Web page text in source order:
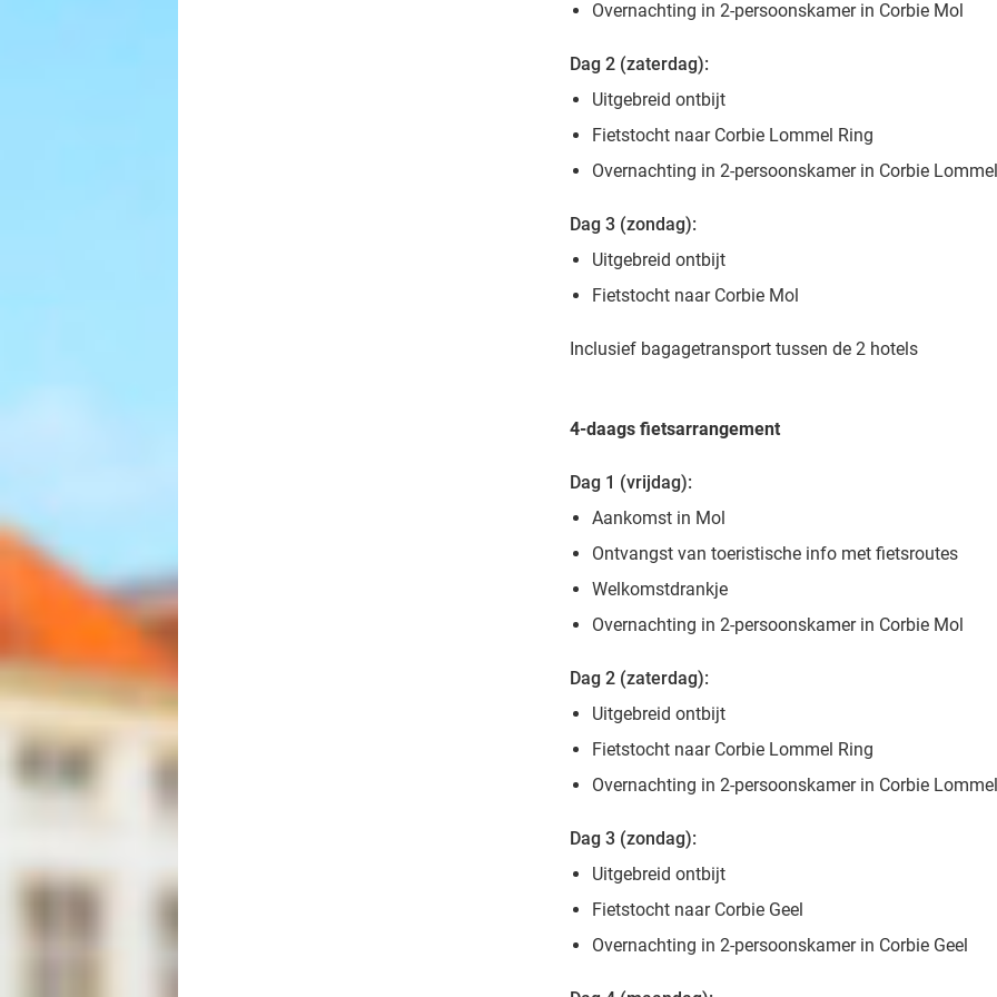
Overnachting in 2-persoonskamer in Corbie Mol
Dag 2 (zaterdag):
Uitgebreid ontbijt
Fietstocht naar Corbie Lommel Ring
Overnachting in 2-persoonskamer in Corbie
Dag 3 (zondag):
Uitgebreid ontbijt
Fietstocht naar Corbie Mol
Inclusief bagagetransport tussen de 2 hotels
4-daags fietsarrangement
Dag 1 (vrijdag):
Aankomst in Mol
Ontvangst van toeristische info met fietsroutes
Welkomstdrankje
Overnachting in 2-persoonskamer in Corbie Mol
Dag 2 (zaterdag):
Uitgebreid ontbijt
Fietstocht naar Corbie Lommel Ring
Overnachting in 2-persoonskamer in Corbie
Dag 3 (zondag):
Uitgebreid ontbijt
Fietstocht naar Corbie Geel
Overnachting in 2-persoonskamer in Corbie Geel